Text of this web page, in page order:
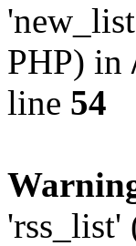
PHP) in
line 54
'rss_list'